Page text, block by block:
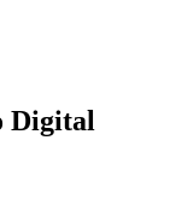
Digital